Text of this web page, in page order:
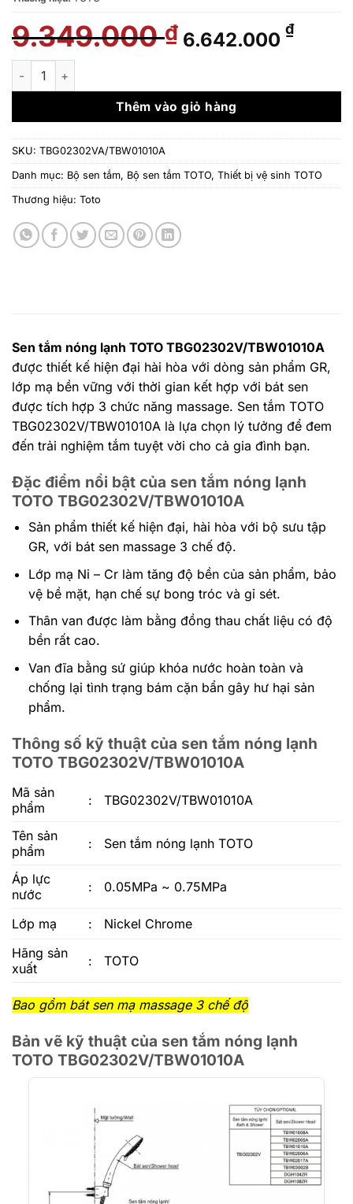
9.349.000₫ Giá
gốc
9.349.000 ₫.
6.642.000 ₫Giá
là:
Sen tắm nóng lạnh TOTO TBG02302VA/TBW01010A số lượng
Thêm vào giỏ hàng
SKU: TBG02302VA/TBW01010A
Danh mục: Bộ sen tắm, Bộ sen tắm TOTO, Thiết bị vệ sinh TOTO
Thương hiệu: Toto
Sen tắm nóng lạnh TOTO TBG02302V/TBW01010A
được thiết kế hiện đại hài hòa với dòng sản phẩm GR,
lớp mạ bền vững với thời gian kết hợp với bát sen
được tích hợp 3 chức năng massage. Sen tắm TOTO
TBG02302V/TBW01010A là lựa chọn lý tưởng để đem
đến trải nghiệm tắm tuyệt vời cho cả gia đình bạn.
Đặc điểm nổi bật của sen tắm nóng lạnh
TOTO TBG02302V/TBW01010A
Sản phẩm thiết kế hiện đại, hài hòa với bộ sưu tập
GR, với bát sen massage 3 chế độ.
Lớp mạ Ni – Cr làm tăng độ bền của sản phẩm, bảo
vệ bề mặt, hạn chế sự bong tróc và gỉ sét.
Thân van được làm bằng đồng thau chất liệu có độ
bền rất cao.
Van đĩa bằng sứ giúp khóa nước hoàn toàn và
chống lại tình trạng bám cặn bẩn gây hư hại sản
phẩm.
Thông số kỹ thuật của sen tắm nóng lạnh
TOTO TBG02302V/TBW01010A
Mã sản
phẩm
: TBG02302V/TBW01010A
Tên sản
phẩm
: Sen tắm nóng lạnh TOTO
Áp lực
nước
: 0.05MPa ~ 0.75MPa
Lớp mạ :
Nickel Chrome
Hãng sản
xuất
: TOTO
Bao gồm bát sen mạ massage 3 chế độ
Bản vẽ kỹ thuật của sen tắm nóng lạnh
TOTO TBG02302V/TBW01010A